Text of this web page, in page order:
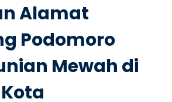
Alamat
Podomoro
Mewah di